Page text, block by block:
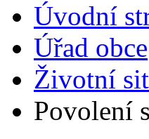
Úvodní
Úřad obce
Životní
Povolení